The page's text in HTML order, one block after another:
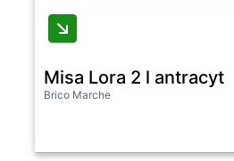
Misa Lora 2 l antracyt
Brico Marche